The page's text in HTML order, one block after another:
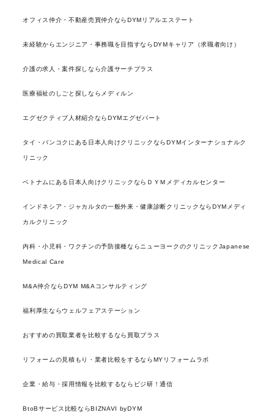
オフィス仲介・不動産売買仲介ならDYMリアルエステート
未経験からエンジニア・事務職を目指すならDYMキャリア（求職者向け）
介護の求人・案件探しなら介護サーチプラス
医療福祉のしごと探しならメディルン
エグゼクティブ人材紹介ならDYMエグゼパート
タイ・バンコクにある日本人向けクリニックならDYMインターナショナルク
リニック
ベトナムにある日本人向けクリニックならＤＹＭメディカルセンター
インドネシア・ジャカルタの一般外来・健康診断クリニックならDYMメディ
カルクリニック
内科・小児科・ワクチンの予防接種ならニューヨークのクリニックJapanese
Medical Care
M&A仲介ならDYM M&Aコンサルティング
福利厚生ならウェルフェアステーション
おすすめの買取業者を比較するなら買取プラス
リフォームの見積もり・業者比較をするならMYリフォームラボ
企業・給与・採用情報を比較するならビジ研！通信
BtoBサービス比較ならBIZNAVI byDYM